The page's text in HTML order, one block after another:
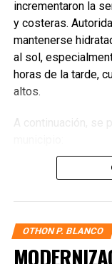
incrementaron la
y costeras.
mantenerse
al sol,
horas de la tarde,
altos.
A continuación, se
Benito
Solidaridad
Isla
Cozumel—
OTHON P. BLANCO